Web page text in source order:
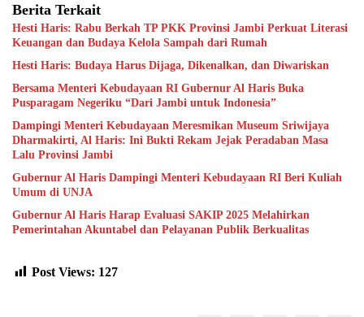
Berita Terkait
Hesti Haris: Rabu Berkah TP PKK Provinsi Jambi Perkuat Literasi
Keuangan dan Budaya Kelola Sampah dari Rumah
Hesti Haris: Budaya Harus Dijaga, Dikenalkan, dan Diwariskan
Bersama Menteri Kebudayaan RI Gubernur Al Haris Buka
Pusparagam Negeriku “Dari Jambi untuk Indonesia”
Dampingi Menteri Kebudayaan Meresmikan Museum Sriwijaya
Dharmakirti, Al Haris: Ini Bukti Rekam Jejak Peradaban Masa
Lalu Provinsi Jambi
Gubernur Al Haris Dampingi Menteri Kebudayaan RI Beri Kuliah
Umum di UNJA
Gubernur Al Haris Harap Evaluasi SAKIP 2025 Melahirkan
Pemerintahan Akuntabel dan Pelayanan Publik Berkualitas
Post Views: 127